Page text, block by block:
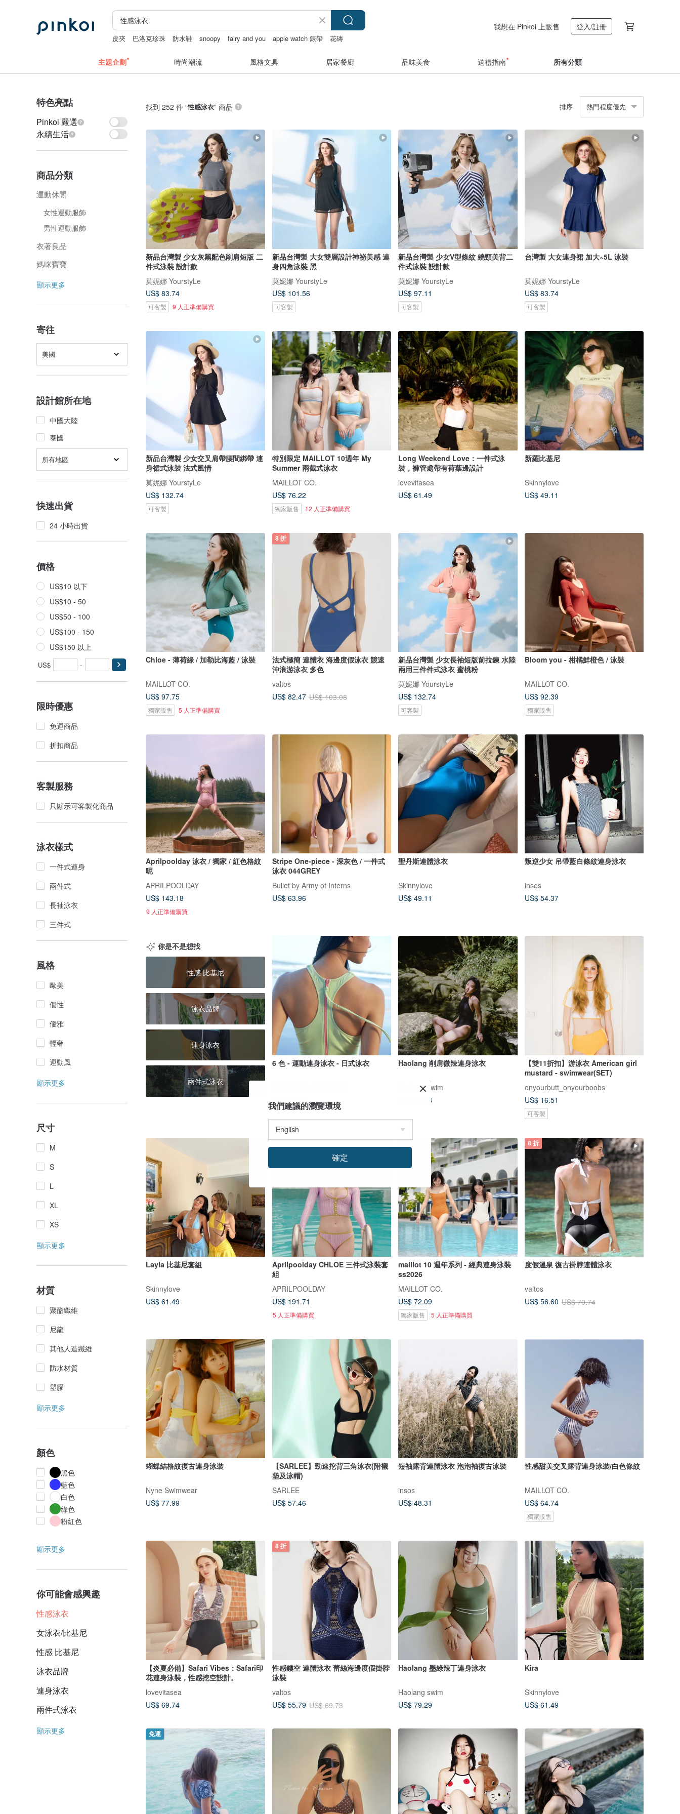
皮夾 巴洛克珍珠 防水鞋 snoopy fairy and you apple watch 錶帶
花磚
我想在 Pinkoi 上販售 登入/註冊
主題企劃 時尚潮流 風格文具 居家餐廚 品味美食 送禮指南 所有分類
特色亮點
Pinkoi 嚴選
永續生活
商品分類
運動休閒
女性運動服飾
男性運動服飾
衣著良品
媽咪寶寶
顯示更多
寄往
美國
設計館所在地
中國大陸
泰國
所有地區
快速出貨
24 小時出貨
價格
US$10 以下
US$10 - 50
US$50 - 100
US$100 - 150
US$150 以上
US$ -
限時優惠
免運商品
折扣商品
客製服務
只顯示可客製化商品
泳衣樣式
一件式連身
兩件式
長袖泳衣
三件式
風格
歐美
個性
優雅
輕奢
運動風
顯示更多
尺寸
M
S
L
XL
XS
顯示更多
材質
聚酯纖維
尼龍
其他人造纖維
防水材質
塑膠
顯示更多
顏色
黑色
藍色
白色
綠色
粉紅色
顯示更多
你可能會感興趣
性感泳衣
女泳衣/比基尼
性感 比基尼
泳衣品牌
連身泳衣
兩件式泳衣
顯示更多
找到 252 件 “性感泳衣” 商品 排序 熱門程度優先
新品台灣製 少女灰黑配色削肩短版 二
件式泳裝 設計款
莫妮娜 YourstyLe
US$ 83.74
可客製 9 人正準備購買
新品台灣製 大女雙層設計神祕美感 連
身四角泳裝 黑
莫妮娜 YourstyLe
US$ 101.56
可客製
新品台灣製 少女V型條紋 繞頸美背二
件式泳裝 設計款
莫妮娜 YourstyLe
US$ 97.11
可客製
台灣製 大女連身裙 加大~5L 泳裝
莫妮娜 YourstyLe
US$ 83.74
可客製
新品台灣製 少女交叉肩帶腰間綁帶 連
身裙式泳裝 法式風情
莫妮娜 YourstyLe
US$ 132.74
可客製
特別限定 MAILLOT 10週年 My
Summer 兩截式泳衣
MAILLOT CO.
US$ 76.22
獨家販售 12 人正準備購買
Long Weekend Love：一件式泳
裝，褲管處帶有荷葉邊設計
lovevitasea
US$ 61.49
新羅比基尼
Skinnylove
US$ 49.11
Chloe - 薄荷綠 / 加勒比海藍 / 泳裝
MAILLOT CO.
US$ 97.75
獨家販售 5 人正準備購買
8 折
法式極簡 連體衣 海邊度假泳衣 競速
沖浪游泳衣 多色
valtos
US$ 82.47 US$ 103.08
新品台灣製 少女長袖短版前拉鍊 水陸
兩用三件件式泳衣 蜜桃粉
莫妮娜 YourstyLe
US$ 132.74
可客製
Bloom you - 柑橘鮮橙色 / 泳裝
MAILLOT CO.
US$ 92.39
獨家販售
Aprilpoolday 泳衣 / 獨家 / 紅色格紋
呢
APRILPOOLDAY
US$ 143.18
9 人正準備購買
Stripe One-piece - 深灰色 / 一件式
泳衣 044GREY
Bullet by Army of Interns
US$ 63.96
聖丹斯連體泳衣
Skinnylove
US$ 49.11
叛逆少女 吊帶藍白條紋連身泳衣
insos
US$ 54.37
你是不是想找
性感 比基尼
泳衣品牌
連身泳衣
兩件式泳衣
6 色 - 運動連身泳衣 - 日式泳衣
US$ 94.49
Haolang 削肩微辣連身泳衣
Haolang swim
US$ 70.38
【雙11折扣】游泳衣 American girl
mustard - swimwear(SET)
onyourbutt_onyourboobs
US$ 16.51
可客製
Layla 比基尼套組
Skinnylove
US$ 61.49
Aprilpoolday CHLOE 三件式泳裝套
組
APRILPOOLDAY
US$ 191.71
5 人正準備購買
maillot 10 週年系列 - 經典連身泳裝
ss2026
MAILLOT CO.
US$ 72.09
獨家販售 5 人正準備購買
8 折
度假溫泉 復古掛脖連體泳衣
valtos
US$ 56.60 US$ 70.74
蝴蝶結格紋復古連身泳裝
Nyne Swimwear
US$ 77.99
【SARLEE】勁速挖背三角泳衣(附襯
墊及泳帽)
SARLEE
US$ 57.46
短袖露背連體泳衣 泡泡袖復古泳裝
insos
US$ 48.31
性感甜美交叉露背連身泳裝/白色條紋
MAILLOT CO.
US$ 64.74
獨家販售
【炎夏必備】Safari Vibes：Safari印
花連身泳裝，性感挖空設計。
lovevitasea
US$ 69.74
8 折
性感鏤空 連體泳衣 蕾絲海邊度假掛脖
泳裝
valtos
US$ 55.79 US$ 69.73
Haolang 墨綠辣丁連身泳衣
Haolang swim
US$ 79.29
Kira
Skinnylove
US$ 61.49
免運
我們建議的瀏覽環境
確定